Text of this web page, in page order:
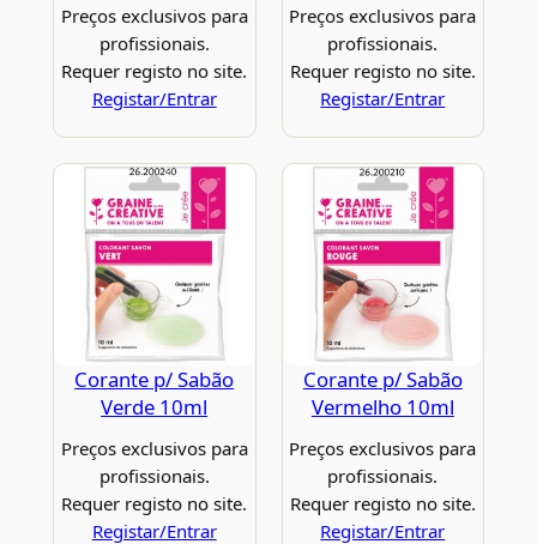
Preços exclusivos para
profissionais.
Requer registo no site.
Registar/Entrar
Preços exclusivos para
profissionais.
Requer registo no site.
Registar/Entrar
Corante p/ Sabão
Verde 10ml
Preços exclusivos para
profissionais.
Requer registo no site.
Registar/Entrar
Corante p/ Sabão
Vermelho 10ml
Preços exclusivos para
profissionais.
Requer registo no site.
Registar/Entrar